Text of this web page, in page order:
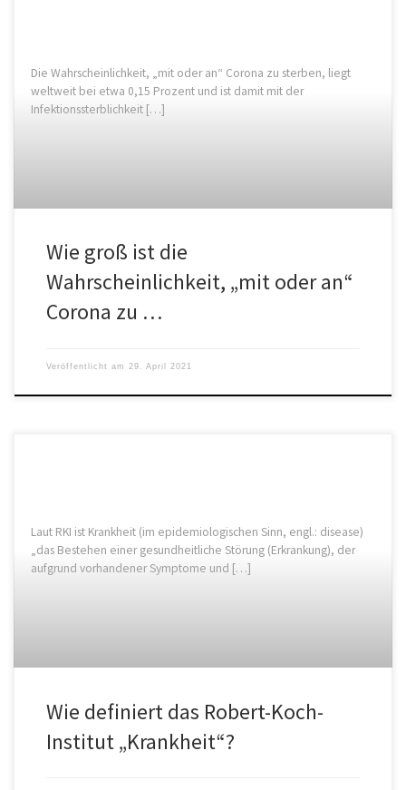
Die Wahrscheinlichkeit, „mit oder an“ Corona zu sterben, liegt
weltweit bei etwa 0,15 Prozent und ist damit mit der
Infektionssterblichkeit […]
Wie groß ist die
Wahrscheinlichkeit, „mit oder an“
Corona zu …
Veröffentlicht am 29. April 2021
Laut RKI ist Krankheit (im epidemiologischen Sinn, engl.: disease)
„das Bestehen einer gesundheitliche Störung (Erkrankung), der
aufgrund vorhandener Symptome und […]
Wie definiert das Robert-Koch-
Institut „Krankheit“?